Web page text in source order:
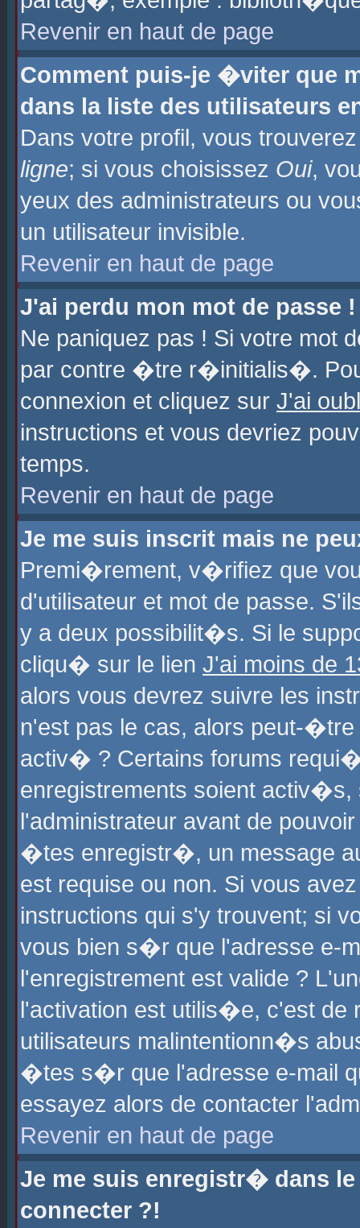
Revenir en haut de page
Comment puis-je �viter que
dans la liste des utilisateurs
Dans votre profil, vous
ligne; si vous choisissez Oui,
yeux des administrateurs ou
un utilisateur invisible.
Revenir en haut de page
J'ai perdu mon mot de passe !
Ne paniquez pas ! Si votre
par contre �tre r�initialis�.
connexion et cliquez sur J'ai
instructions et vous devriez
temps.
Revenir en haut de page
Je me suis inscrit mais ne
Premi�rement, v�rifiez que
d'utilisateur et mot de passe.
y a deux possibilit�s. Si le
cliqu� sur le lien J'ai moins de
alors vous devrez suivre les
n'est pas le cas, alors peut-
activ� ? Certains forums
enregistrements soient
l'administrateur avant de
�tes enregistr�, un message
est requise ou non. Si vous
instructions qui s'y trouvent; si
vous bien s�r que l'adresse e-
l'enregistrement est valide ?
l'activation est utilis�e, c'est
utilisateurs malintentionn�s
�tes s�r que l'adresse e-mail
essayez alors de contacter
Revenir en haut de page
Je me suis enregistr� dans
connecter ?!